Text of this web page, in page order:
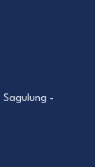
Sagulung -